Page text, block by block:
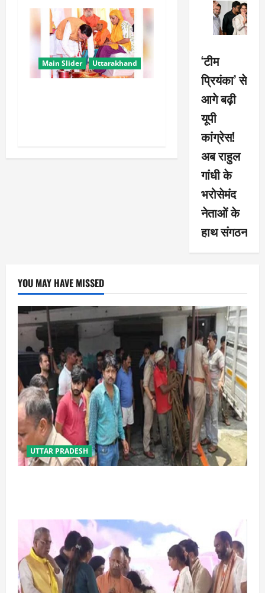
Main Slider Uttarakhand
‘टीम
प्रियंका’ से
आगे बढ़ी
यूपी
कांग्रेस!
अब राहुल
गांधी के
भरोसेमंद
नेताओं के
हाथ संगठन
YOU MAY HAVE MISSED
UTTAR PRADESH